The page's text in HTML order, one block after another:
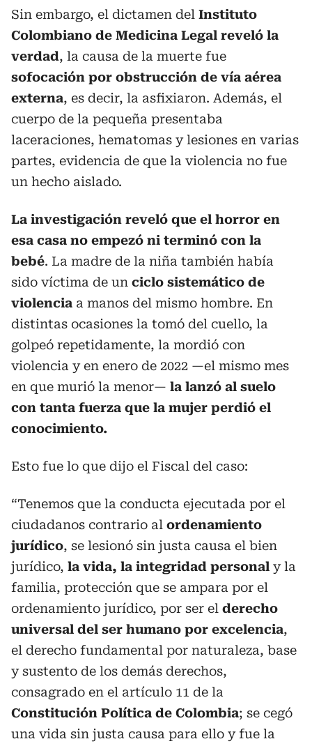
Sin embargo, el dictamen del Instituto
Colombiano de Medicina Legal reveló la
verdad, la causa de la muerte fue
sofocación por obstrucción de vía aérea
externa, es decir, la asfixiaron. Además, el
cuerpo de la pequeña presentaba
laceraciones, hematomas y lesiones en varias
partes, evidencia de que la violencia no fue
un hecho aislado.
La investigación reveló que el horror en
esa casa no empezó ni terminó con la
bebé. La madre de la niña también había
sido víctima de un ciclo sistemático de
violencia a manos del mismo hombre. En
distintas ocasiones la tomó del cuello, la
golpeó repetidamente, la mordió con
violencia y en enero de 2022 —el mismo mes
en que murió la menor— la lanzó al suelo
con tanta fuerza que la mujer perdió el
conocimiento.
Esto fue lo que dijo el Fiscal del caso:
“Tenemos que la conducta ejecutada por el
ciudadanos contrario al ordenamiento
jurídico, se lesionó sin justa causa el bien
jurídico, la vida, la integridad personal y la
familia, protección que se ampara por el
ordenamiento jurídico, por ser el derecho
universal del ser humano por excelencia,
el derecho fundamental por naturaleza, base
y sustento de los demás derechos,
consagrado en el artículo 11 de la
Constitución Política de Colombia; se cegó
una vida sin justa causa para ello y fue la